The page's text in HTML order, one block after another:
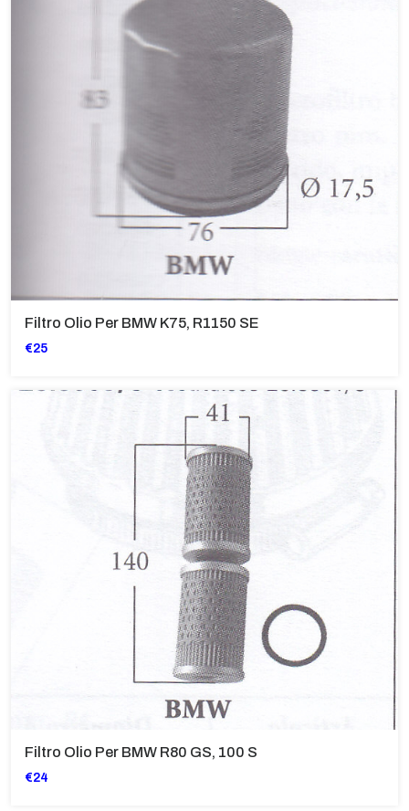
Filtro Olio Per BMW K75, R1150 SE
€25
Filtro Olio Per BMW R80 GS, 100 S
€24